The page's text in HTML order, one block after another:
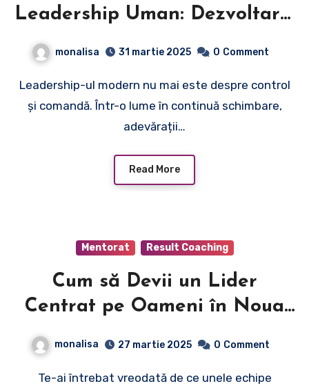
Leadership Uman: Dezvoltare,
Coaching și Flexibilitate
monalisa 31 martie 2025 0 Comment
Leadership-ul modern nu mai este despre control
și comandă. Într-o lume în continuă schimbare,
adevărații…
Read More
Mentorat Result Coaching
Cum să Devii un Lider
Centrat pe Oameni în Noua
monalisa 27 martie 2025 0 Comment
Te-ai întrebat vreodată de ce unele echipe